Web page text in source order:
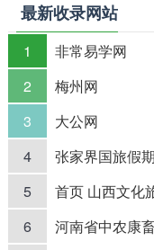
最新收录网站
1
非常易学网
2
梅州网
3
大公网
4
张家界国旅假
5
首页 山西文化
6
河南省中农康